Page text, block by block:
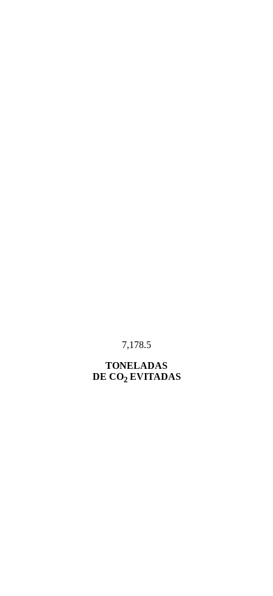
7,178.5
TONELADAS
DE CO2 EVITADAS